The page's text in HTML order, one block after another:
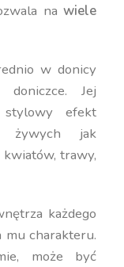
na wiele
w donicy
Jej
stylowy efekt
żywych jak
trawy,
każdego
mu charakteru.
może być